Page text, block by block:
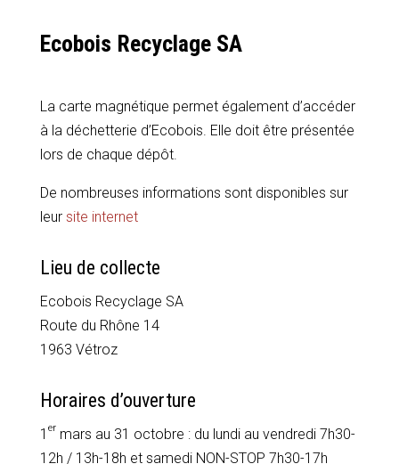
Ecobois Recyclage SA
La carte magnétique permet également d’accéder
à la déchetterie d’Ecobois. Elle doit être présentée
lors de chaque dépôt.
De nombreuses informations sont disponibles sur
leur site internet
Lieu de collecte
Ecobois Recyclage SA
Route du Rhône 14
1963 Vétroz
Horaires d’ouverture
1 er mars au 31 octobre : du lundi au vendredi 7h30-
12h / 13h-18h et samedi NON-STOP 7h30-17h